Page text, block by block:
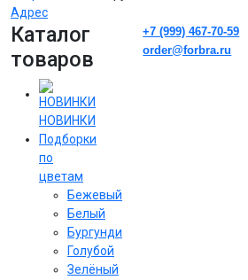
Адрес
Каталог
товаров
НОВИНКИ
Подборки
по
цветам
Бежевый
Белый
Бургунди
Голубой
Зелёный
+7 (999) 467-70-59
order@forbra.ru